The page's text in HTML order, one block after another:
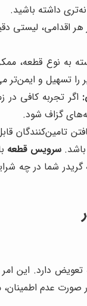
داشته باشید.
هر اقدامی، لیستی
به نوع قطعه،
را تسهیل و ایمن‌تر
اگر تجربه کافی
گزاف شود.
تامین‌کنندگان
سرویس قطعه
گریدر شما در چه
تعویض دارد.
صورت عدم